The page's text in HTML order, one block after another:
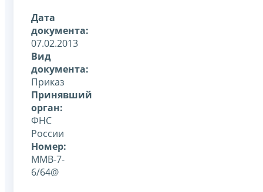
Дата
документа:
07.02.2013
Вид
документа:
Приказ
Принявший
орган:
ФНС
России
Номер:
ММВ-7-
6/64@